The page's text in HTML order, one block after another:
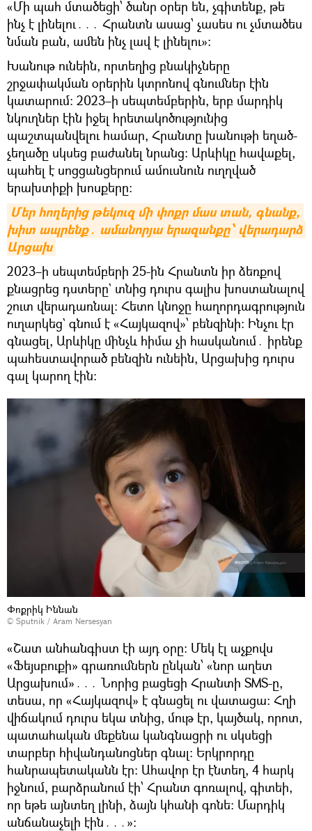
«Մի պահ մտածեցի՝ ծանր օրեր են, չգիտենք, թե
ինչ է լինելու․․․ Հրանտն ասաց՝ չասես ու չմտածես
նման բան, ամեն ինչ լավ է լինելու»։
Խանութ ունեին, որտեղից բնակիչները
շրջափակման օրերին կտրոնով գնումներ էին
կատարում։ 2023–ի սեպտեմբերին, երբ մարդիկ
նկուղներ էին իջել հրետակոծությունից
պաշտպանվելու համար, Հրանտը խանութի եղած-
չեղածը սկսեց բաժանել նրանց։ Արևիկը հավաքել,
պահել է սոցցանցերում ամուսնուն ուղղված
երախտիքի խոսքերը։
Մեր հողերից թեկուզ մի փոքր մաս տան, գնանք,
խիտ ապրենք․ ամանորյա երազանքը՝ վերադարձ
Արցախ
2023–ի սեպտեմբերի 25-ին Հրանտն իր ձեռքով
քնացրեց դստերը` տնից դուրս գալիս խոստանալով
շուտ վերադառնալ։ Հետո կնոջը հաղորդագրություն
ուղարկեց` գնում է «Հայկազով»՝ բենզինի։ Ինչու էր
գնացել, Արևիկը մինչև հիմա չի հասկանում․ իրենք
պահեստավորած բենզին ունեին, Արցախից դուրս
գալ կարող էին։
Փոքրիկ Իննան
© Sputnik / Aram Nersesyan
«Շատ անհանգիստ էի այդ օրը։ Մեկ էլ աչքովս
«Ֆեյսբուքի» գրառումներն ընկան՝ «նոր աղետ
Արցախում»․․․ Նորից բացեցի Հրանտի SMS-ը,
տեսա, որ «Հայկազով» է գնացել ու վատացա։ Հղի
վիճակում դուրս եկա տնից, մութ էր, կայծակ, որոտ,
պատահական մեքենա կանգնացրի ու սկսեցի
տարբեր հիվանդանոցներ գնալ։ Երկրորդը
հանրապետականն էր։ Ահավոր էր էնտեղ, 4 հարկ
իջնում, բարձրանում էի՝ Հրանտ գոռալով, գիտեի,
որ եթե այնտեղ լինի, ձայն կհանի գոնե։ Մարդիկ
անճանաչելի էին․․․»։